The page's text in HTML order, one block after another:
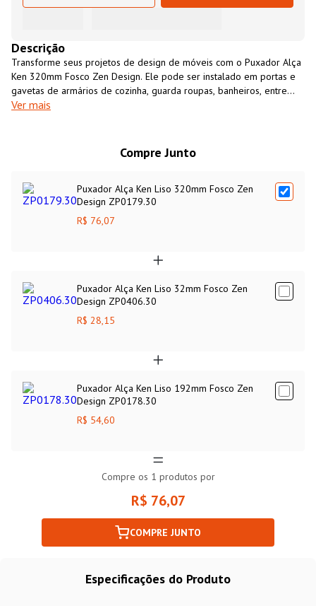
Descrição
Transforme seus projetos de design de móveis com o Puxador Alça
Ken 320mm Fosco Zen Design. Ele pode ser instalado em portas e
gavetas de armários de cozinha, guarda roupas, banheiros, entre
outros. Fabricado com matérias primas de alta qualidade o Puxador
ser utilizado em ambientes residenciais e corporativos.
Ver mais
Compre Junto
Puxador Alça Ken Liso 320mm Fosco Zen
Design ZP0179.30
R$ 76,07
Puxador Alça Ken Liso 32mm Fosco Zen
Design ZP0406.30
R$ 28,15
Puxador Alça Ken Liso 192mm Fosco Zen
Design ZP0178.30
R$ 54,60
Compre os 1 produtos por
R$ 76,07
COMPRE JUNTO
Especificações do Produto